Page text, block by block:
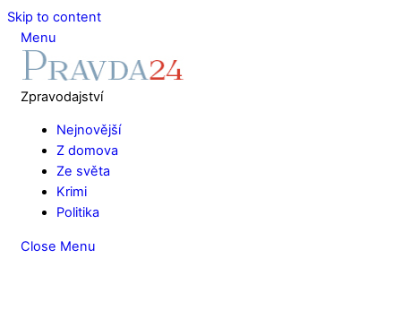
Skip to content
Menu
Zpravodajství
Nejnovější
Z domova
Ze světa
Krimi
Politika
Close Menu